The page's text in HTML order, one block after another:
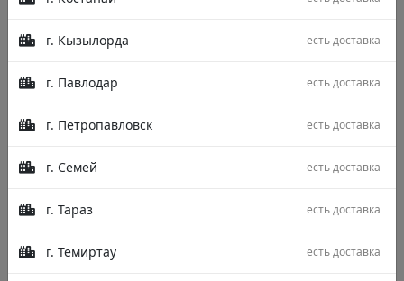
г. Кызылорда есть доставка
г. Павлодар есть доставка
г. Петропавловск есть доставка
г. Семей есть доставка
г. Тараз есть доставка
г. Темиртау есть доставка
Размер
400x700 150x230